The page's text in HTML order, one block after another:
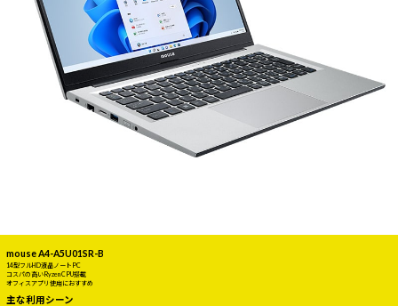
mouse A4-A5U01SR-B
14型フルHD液晶ノートPC
コスパの高いRyzen CPU搭載
オフィスアプリ使用におすすめ
主な利用シーン